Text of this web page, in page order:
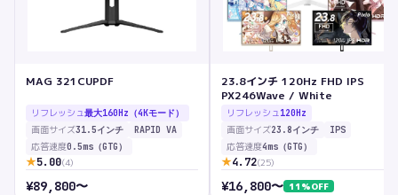
MAG 321CUPDF
リフレッシュ最大160Hz（4Kモード）
画面サイズ31.5インチ RAPID VA
応答速度0.5ms（GTG）
★5.00(4)
¥89,800〜
23.8インチ 120Hz FHD IPS
PX246Wave / White
リフレッシュ 120Hz
画面サイズ23.8インチ IPS
応答速度4ms（GTG）
★4.72(25)
¥16,800〜 11 %OFF